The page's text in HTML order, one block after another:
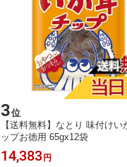
3位
【送料無料】なとり 味付けい
ップお徳用 65gx12袋
14,383 円